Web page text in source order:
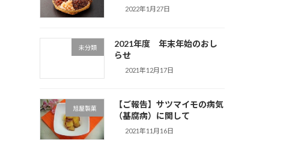
2022年1月27日
未分類
2021年度 年末年始のおし
らせ
2021年12月17日
旭屋製菓
【ご報告】サツマイモの病気
（基腐病）に関して
2021年11月16日